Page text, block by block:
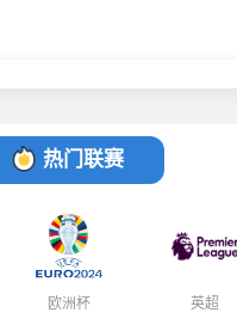
热门联赛
欧洲杯 英超